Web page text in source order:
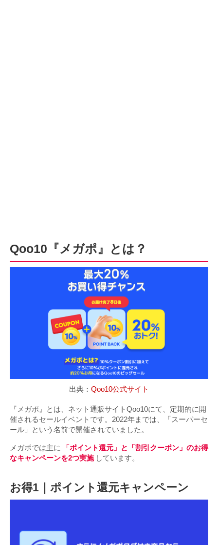
Qoo10『メガポ』とは？
出典： Qoo10公式サイト
『メガポ』とは、ネット通販サイトQoo10にて、定期的に開
催されるセールイベントです。2022年までは、「スーパーセ
ール」という名前で開催されていました。
メガポでは主に
「ポイント還元」と「割引クーポン」のお得
なキャンペーンを2つ実施 しています。
お得1｜ポイント還元キャンペーン